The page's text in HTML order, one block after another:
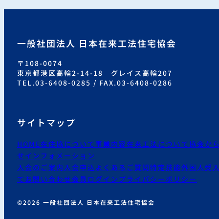
一般社団法人 日本在来工法住宅協会
〒108-0074
東京都港区高輪2-14-18 グレイス高輪207
TEL.03-6408-0285 / FAX.03-6408-0286
サイトマップ
HOME在住協について事業内容在来工法について協会か
せ インフォメーション
入会のご案内 入会申込 よくあるご質問特定技能外国人受
て お問い合わせ会員ログイン プライバシーポリシー
©2026 一般社団法人 日本在来工法住宅協会